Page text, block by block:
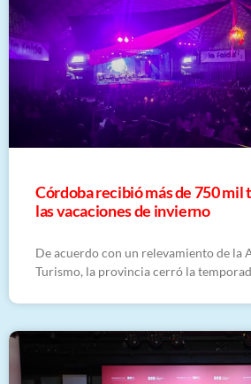
Córdoba recibió más de 750 mil
las vacaciones de invierno
De acuerdo con un relevamiento de la
Turismo, la provincia cerró la